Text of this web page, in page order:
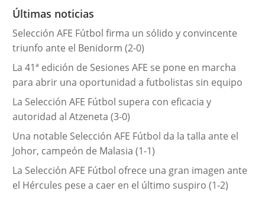
r
a
s
Últimas noticias
Selección AFE Fútbol firma un sólido y convincente
triunfo ante el Benidorm (2-0)
La 41ª edición de Sesiones AFE se pone en marcha
para abrir una oportunidad a futbolistas sin equipo
La Selección AFE Fútbol supera con eficacia y
autoridad al Atzeneta (3-0)
Una notable Selección AFE Fútbol da la talla ante el
Johor, campeón de Malasia (1-1)
La Selección AFE Fútbol ofrece una gran imagen ante
el Hércules pese a caer en el último suspiro (1-2)